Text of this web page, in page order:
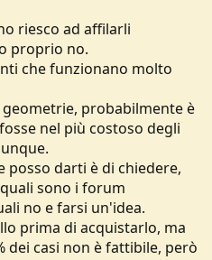
riesco ad affilarli
proprio no.
che funzionano molto
probabilmente è
nel più costoso degli
posso darti è di chiedere,
sono i forum
no e farsi un'idea.
prima di acquistarlo, ma
dei casi non è fattibile, però